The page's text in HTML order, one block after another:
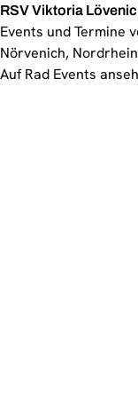
RSV Viktoria
Events und Termine
Nörvenich,
Auf Rad Events